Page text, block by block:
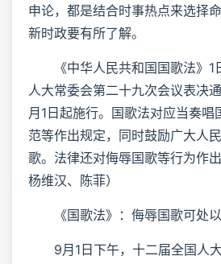
申论，都是结合时事热点来选择
新时政要有所了解。
《中华人民共和国国歌法》1
人大常委会第二十九次会议表决
月1日起施行。国歌法对应当奏
范等作出规定，同时鼓励广大人
歌。法律还对侮辱国歌等行为作
杨维汉、陈菲）
《国歌法》：侮辱国歌可处
9月1日下午，十二届全国人大